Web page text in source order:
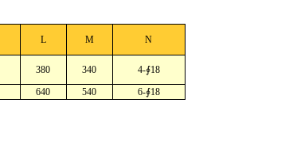
L M N
380 340
4-∮18
640 540 6-∮18